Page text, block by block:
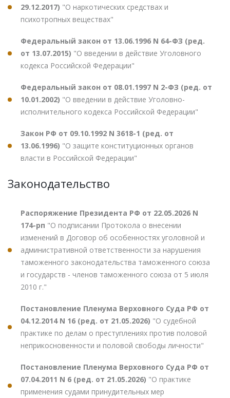
29.12.2017) "О наркотических средствах и
психотропных веществах"
Федеральный закон от 13.06.1996 N 64-ФЗ (ред.
от 13.07.2015) "О введении в действие Уголовного
кодекса Российской Федерации"
Федеральный закон от 08.01.1997 N 2-ФЗ (ред. от
10.01.2002) "О введении в действие Уголовно-
исполнительного кодекса Российской Федерации"
Закон РФ от 09.10.1992 N 3618-1 (ред. от
13.06.1996) "О защите конституционных органов
власти в Российской Федерации"
Законодательство
Распоряжение Президента РФ от 22.05.2026 N
174-рп "О подписании Протокола о внесении
изменений в Договор об особенностях уголовной и
административной ответственности за нарушения
таможенного законодательства таможенного союза
и государств - членов таможенного союза от 5 июля
2010 г."
Постановление Пленума Верховного Суда РФ от
04.12.2014 N 16 (ред. от 21.05.2026) "О судебной
практике по делам о преступлениях против половой
неприкосновенности и половой свободы личности"
Постановление Пленума Верховного Суда РФ от
07.04.2011 N 6 (ред. от 21.05.2026) "О практике
применения судами принудительных мер